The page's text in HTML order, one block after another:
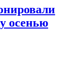
осенью